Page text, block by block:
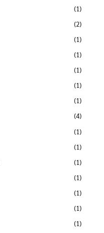
(1)
(2)
(1)
(1)
(1)
(1)
(1)
(4)
(1)
(1)
(1)
(1)
(1)
(1)
(1)